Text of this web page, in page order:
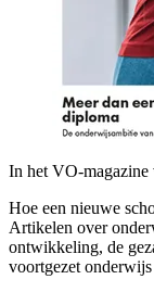
In het VO-magazine
Hoe een nieuwe
Artikelen over
ontwikkeling, de
voortgezet onderwijs